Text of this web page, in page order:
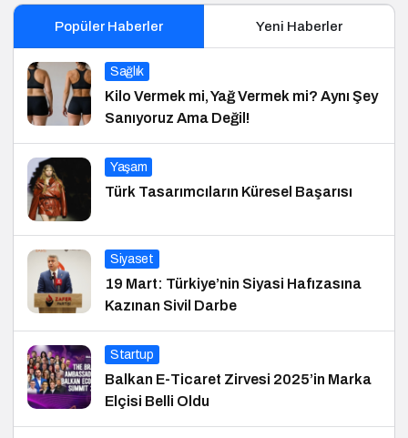
Popüler Haberler Yeni Haberler
Sağlık
Kilo Vermek mi, Yağ Vermek mi? Aynı Şey
Sanıyoruz Ama Değil!
Yaşam
Türk Tasarımcıların Küresel Başarısı
Siyaset
19 Mart: Türkiye’nin Siyasi Hafızasına
Kazınan Sivil Darbe
Startup
Balkan E-Ticaret Zirvesi 2025’in Marka
Elçisi Belli Oldu